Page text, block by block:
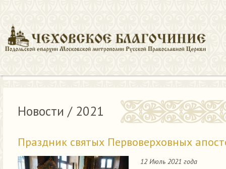
Новости / 2021
Праздник святых Первоверховных
12 Июль 2021 года